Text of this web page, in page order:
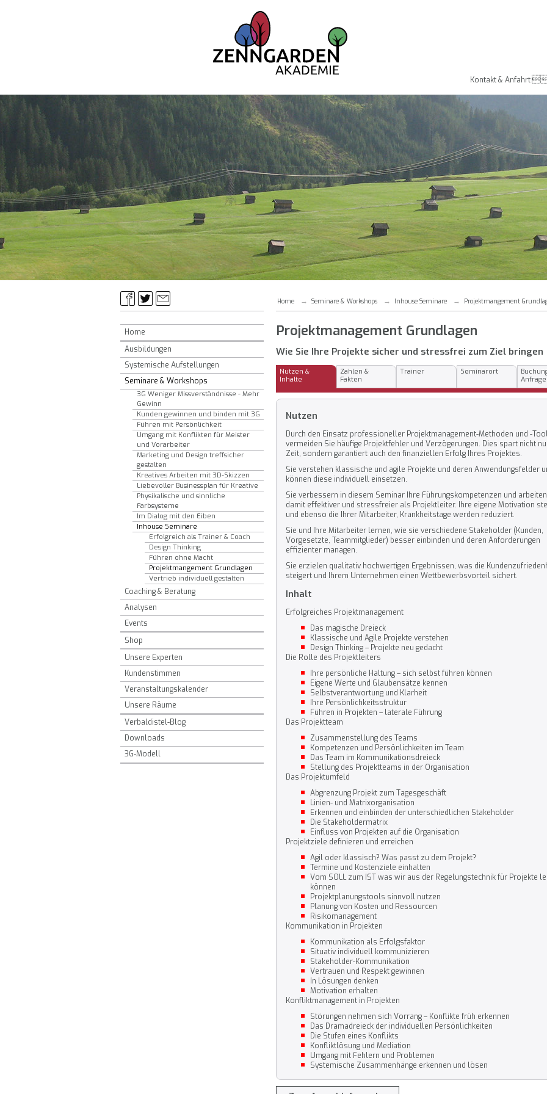
Kontakt & Anfahrt
Home
Ausbildungen
Systemische Aufstellungen
Seminare & Workshops
3G Weniger Missverständnisse - Mehr
Gewinn
Kunden gewinnen und binden mit 3G
Führen mit Persönlichkeit
Umgang mit Konflikten für Meister
und Vorarbeiter
Marketing und Design treffsicher
gestalten
Kreatives Arbeiten mit 3D-Skizzen
Liebevoller Businessplan für Kreative
Physikalische und sinnliche
Farbsysteme
Im Dialog mit den Eiben
Inhouse Seminare
Erfolgreich als Trainer & Coach
Design Thinking
Führen ohne Macht
Projektmangement Grundlagen
Vertrieb individuell gestalten
Coaching & Beratung
Analysen
Events
Shop
Unsere Experten
Kundenstimmen
Veranstaltungskalender
Unsere Räume
Verbaldistel-Blog
Downloads
3G-Modell
Home Seminare & Workshops Inhouse Seminare Projektmangement
Projektmanagement Grundlagen
Wie Sie Ihre Projekte sicher und stressfrei zum Ziel bringen
Nutzen &
Inhalte
Zahlen &
Fakten
Trainer Seminarort
Anfrage
Nutzen
Durch den Einsatz professioneller Projektmanagement-Methoden und -
vermeiden Sie häufige Projektfehler und Verzögerungen. Dies spart nicht
Zeit, sondern garantiert auch den finanziellen Erfolg Ihres Projektes.
Sie verstehen klassische und agile Projekte und deren Anwendungsfelder
können diese individuell einsetzen.
Sie verbessern in diesem Seminar Ihre Führungskompetenzen und arbeiten
damit effektiver und stressfreier als Projektleiter. Ihre eigene Motivation
und ebenso die Ihrer Mitarbeiter, Krankheitstage werden reduziert.
Sie und Ihre Mitarbeiter lernen, wie sie verschiedene Stakeholder (Kunden,
Vorgesetzte, Teammitglieder) besser einbinden und deren Anforderungen
effizienter managen.
Sie erzielen qualitativ hochwertigen Ergebnissen, was die
steigert und Ihrem Unternehmen einen Wettbewerbsvorteil sichert.
Inhalt
Erfolgreiches Projektmanagement
Das magische Dreieck
Klassische und Agile Projekte verstehen
Design Thinking – Projekte neu gedacht
Die Rolle des Projektleiters
Ihre persönliche Haltung – sich selbst führen können
Eigene Werte und Glaubensätze kennen
Selbstverantwortung und Klarheit
Ihre Persönlichkeitsstruktur
Führen in Projekten – laterale Führung
Das Projektteam
Zusammenstellung des Teams
Kompetenzen und Persönlichkeiten im Team
Das Team im Kommunikationsdreieck
Stellung des Projektteams in der Organisation
Das Projektumfeld
Abgrenzung Projekt zum Tagesgeschäft
Linien- und Matrixorganisation
Erkennen und einbinden der unterschiedlichen Stakeholder
Die Stakeholdermatrix
Einfluss von Projekten auf die Organisation
Projektziele definieren und erreichen
Agil oder klassisch? Was passt zu dem Projekt?
Termine und Kostenziele einhalten
Vom SOLL zum IST was wir aus der Regelungstechnik für Projekte
können
Projektplanungstools sinnvoll nutzen
Planung von Kosten und Ressourcen
Risikomanagement
Kommunikation in Projekten
Kommunikation als Erfolgsfaktor
Situativ individuell kommunizieren
Stakeholder-Kommunikation
Vertrauen und Respekt gewinnen
In Lösungen denken
Motivation erhalten
Konfliktmanagement in Projekten
Störungen nehmen sich Vorrang – Konflikte früh erkennen
Das Dramadreieck der individuellen Persönlichkeiten
Die Stufen eines Konflikts
Konfliktlösung und Mediation
Umgang mit Fehlern und Problemen
Systemische Zusammenhänge erkennen und lösen